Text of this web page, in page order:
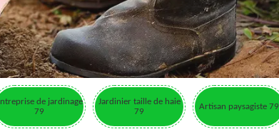
de jardinage
79
Jardinier taille de haie
79
Artisan paysagiste 79